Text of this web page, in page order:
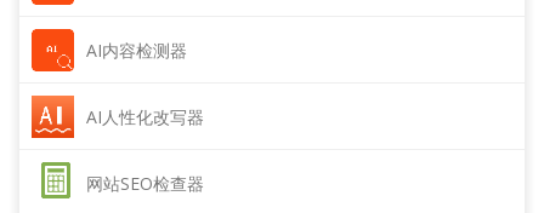
AI内容检测器
AI人性化改写器
网站SEO检查器